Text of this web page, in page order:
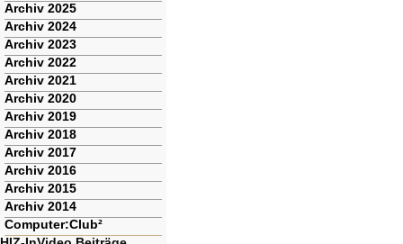
Archiv 2025
Archiv 2024
Archiv 2023
Archiv 2022
Archiv 2021
Archiv 2020
Archiv 2019
Archiv 2018
Archiv 2017
Archiv 2016
Archiv 2015
Archiv 2014
Computer:Club²